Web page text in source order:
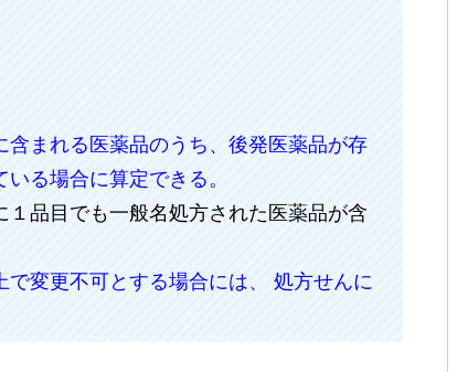
まれる医薬品のうち、後発医薬品が存
る場合に算定できる。
品目でも一般名処方された医薬品が含
変更不可とする場合には、 処方せんに